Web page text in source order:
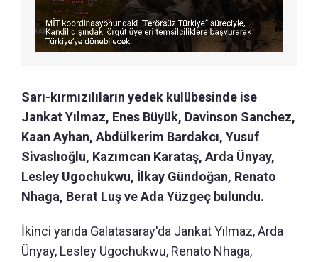
Sarı-kırmızılıların yedek kulübesinde ise
Jankat Yılmaz, Enes Büyük, Davinson Sanchez,
Kaan Ayhan, Abdülkerim Bardakcı, Yusuf
Sivaslıoğlu, Kazımcan Karataş, Arda Ünyay,
Lesley Ugochukwu, İlkay Gündoğan, Renato
Nhaga, Berat Luş ve Ada Yüzgeç bulundu.
İkinci yarıda Galatasaray'da Jankat Yılmaz, Arda
Ünyay, Lesley Ugochukwu, Renato Nhaga,